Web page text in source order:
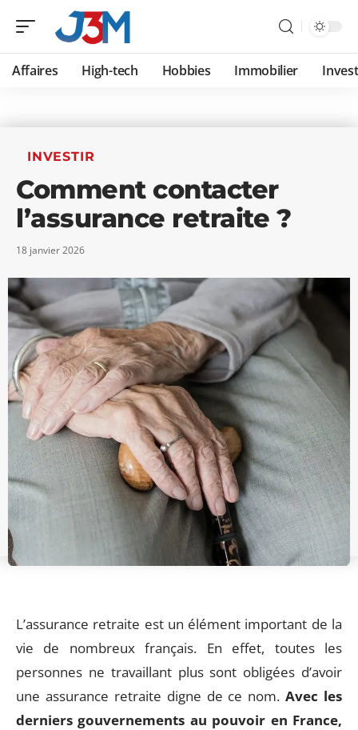
Affaires High-tech Hobbies Immobilier
INVESTIR
Comment contacter
l’assurance retraite ?
18 janvier 2026
L’assurance retraite est un élément important de la
vie de nombreux français. En effet, toutes les
personnes ne travaillant plus sont obligées d’avoir
une assurance retraite digne de ce nom.Avec les
derniers gouvernements au pouvoir en France,